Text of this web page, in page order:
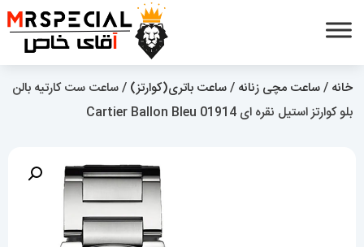
خانه /ساعت مچی زنانه /ساعت باتری(کوارتز) / ساعت ست کارتیه بالن
بلو کوارتز استیل نقره ای 01914 Cartier Ballon Bleu